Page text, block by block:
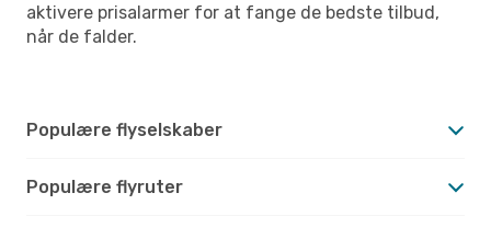
aktivere prisalarmer for at fange de bedste tilbud,
når de falder.
Populære flyselskaber
Populære flyruter